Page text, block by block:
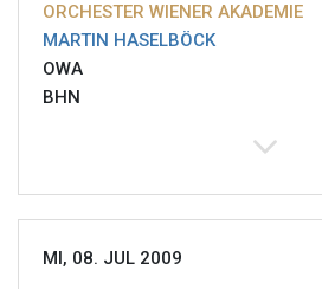
ORCHESTER WIENER AKADEMIE
MARTIN HASELBÖCK
OWA
BHN
MI, 08. JUL 2009